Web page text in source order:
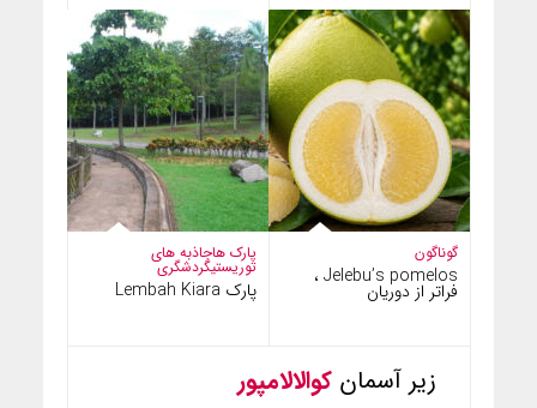
پارک هاجاذبه های
توریستیگردشگری
پارک Lembah Kiara
گوناگون
Jelebu’s pomelos ،
فراتر از دوریان
زیر آسمان کوالالامپور